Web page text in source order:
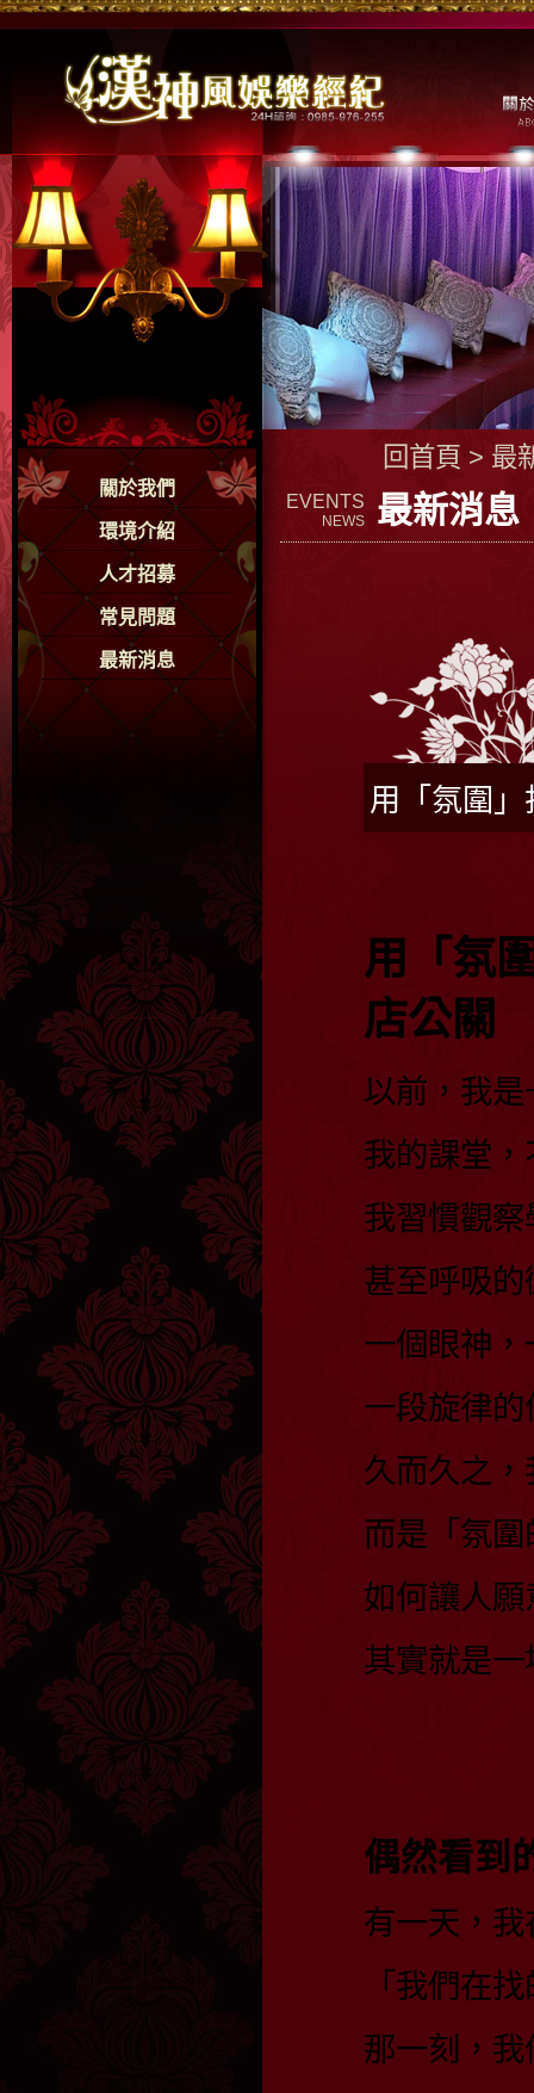
關於我們
環境介紹
人才招募
常見問題
最新消息
回首頁 > 最
EVENTS
NEWS 最新消息
用「氛圍
用「氛
店公關
以前，我
我的課堂
我習慣觀
甚至呼吸
一個眼神
一段旋律
久而久之
而是「氛
如何讓人
其實就是
偶然看到
有一天，
「我們在
那一刻，